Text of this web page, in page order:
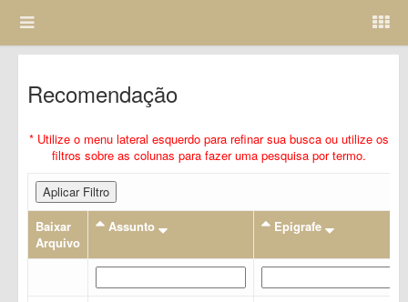
Recomendação
* Utilize o menu lateral esquerdo para refinar sua busca ou utilize os
filtros sobre as colunas para fazer uma pesquisa por termo.
Aplicar Filtro
Baixar
Arquivo
Assunto Epigrafe